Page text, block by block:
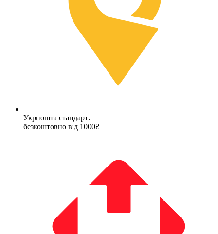
Укрпошта стандарт:
безкоштовно від 1000₴